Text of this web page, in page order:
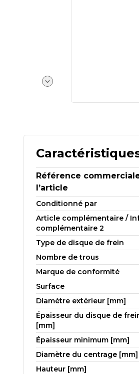
Référence
l’article
Conditionné par
Article complémentaire /
complémentaire 2
Type de disque de frein
Nombre de trous
Marque de conformité
Surface
Diamètre extérieur [mm]
Épaisseur du disque de
[mm]
Épaisseur minimum [mm]
Diamètre du centrage [mm]
Hauteur [mm]